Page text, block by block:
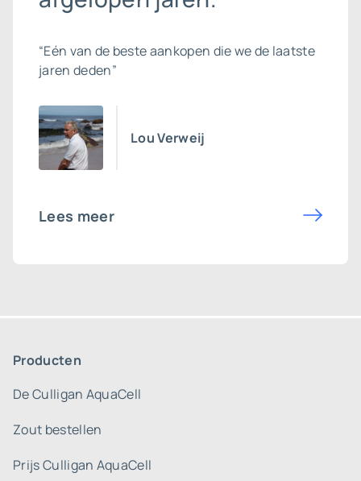
“Eén van de beste aankopen die we de laatste
jaren deden”
Lou Verweij
Lees meer
Producten
De Culligan AquaCell
Zout bestellen
Prijs Culligan AquaCell